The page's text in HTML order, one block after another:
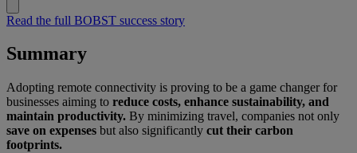
Read the full BOBST success story
Summary
Adopting remote connectivity is proving to be a game changer for
businesses aiming to reduce costs, enhance sustainability, and
maintain productivity. By minimizing travel, companies not only
save on expenses but also significantly cut their carbon
footprints.